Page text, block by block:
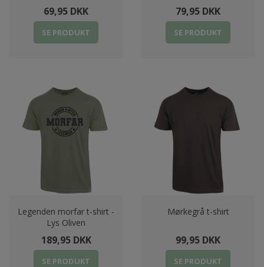
69,95 DKK
SE PRODUKT
79,95 DKK
SE PRODUKT
Legenden morfar t-shirt -
Lys Oliven
189,95 DKK
SE PRODUKT
Mørkegrå t-shirt
99,95 DKK
SE PRODUKT